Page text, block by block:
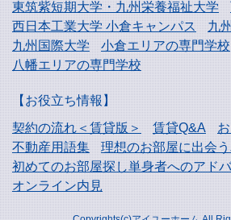
東筑紫短期大学・九州栄養福祉大学
西日本工業大学小倉キャンパス
九
九州国際大学
小倉エリアの専門学校
八幡エリアの専門学校
【お役立ち情報】
契約の流れ＜賃貸版＞
賃貸Q&A
不動産用語集
理想のお部屋に出会
初めてのお部屋探し単身者へのアド
オンライン内見